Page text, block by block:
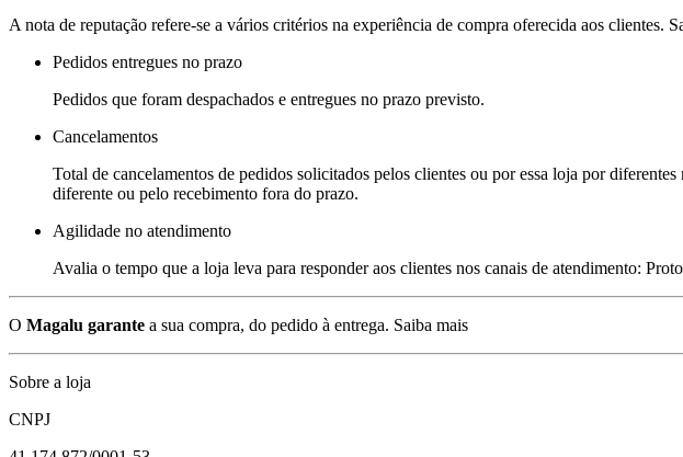
A nota de reputação refere-se a vários critérios na experiência de compra oferecida aos clientes.
Pedidos entregues no prazo
Pedidos que foram despachados e entregues no prazo previsto.
Cancelamentos
Total de cancelamentos de pedidos solicitados pelos clientes ou por essa loja por
diferente ou pelo recebimento fora do prazo.
Agilidade no atendimento
Avalia o tempo que a loja leva para responder aos clientes nos canais de atendimento:
O Magalu garante a sua compra, do pedido à entrega. Saiba mais
Sobre a loja
CNPJ